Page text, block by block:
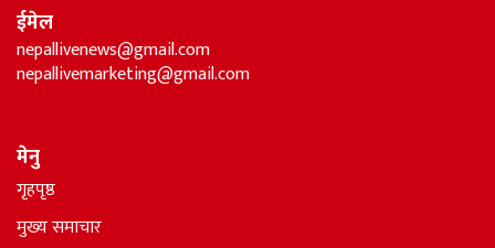
ईमेल
nepallivenews@gmail.com
nepallivemarketing@gmail.com
मेनु
गृहपृष्ठ
मुख्य समाचार